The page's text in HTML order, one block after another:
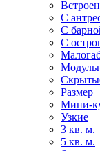
С
С
С
Размер
Мини-
Узкие
3 кв. м.
5 кв. м.